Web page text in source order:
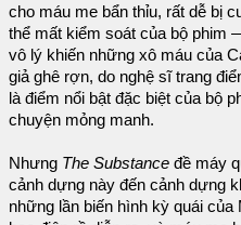
cho máu me bẩn thỉu, rất dễ bị
thể mất kiểm soát của bộ phim
vô lý khiến những xô máu của
giả ghê rợn, do nghệ sĩ trang
là điểm nổi bật đặc biệt của bộ
chuyện mỏng manh.
Nhưng The Substance đề máy
cảnh dựng này đến cảnh dựng
những lần biến hình kỳ quái